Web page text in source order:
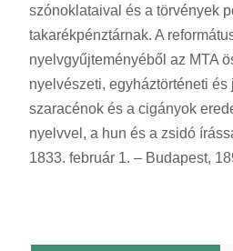
szónoklataival és a törvények
takarékpénztárnak. A
nyelvgyűjteményéből az MTA
nyelvészeti, egyháztörténeti
szaracénok és a cigányok
nyelvvel, a hun és a zsidó
1833. február 1. – Budapest,